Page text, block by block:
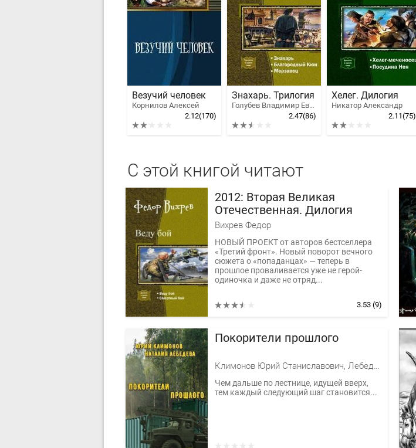
Везучий человек
Корнилов Алексей
2.12(170)
Знахарь. Трилогия
Голубев Владимир Евгеньевич
2.47(86)
Хелег. Дилогия
Никатор Александр
2.11(75)
С этой книгой читают
2012: Вторая Великая
Отечественная. Дилогия
Вихрев Федор
НОВЫЙ ПРОЕКТ от авторов бестселлера
«Третий фронт». Новый поворот вечного
сюжета о «попаданцах» — теперь в
прошлое проваливается уже не герой-
одиночка и даже не отряд...
3.53 (9)
Покорители прошлого
Климонов Юрий Станиславович, Лебедева Наталия Евгеньевна
Чем дальше по лестнице, идущей вверх,
тем каждый следующий шаг становится...